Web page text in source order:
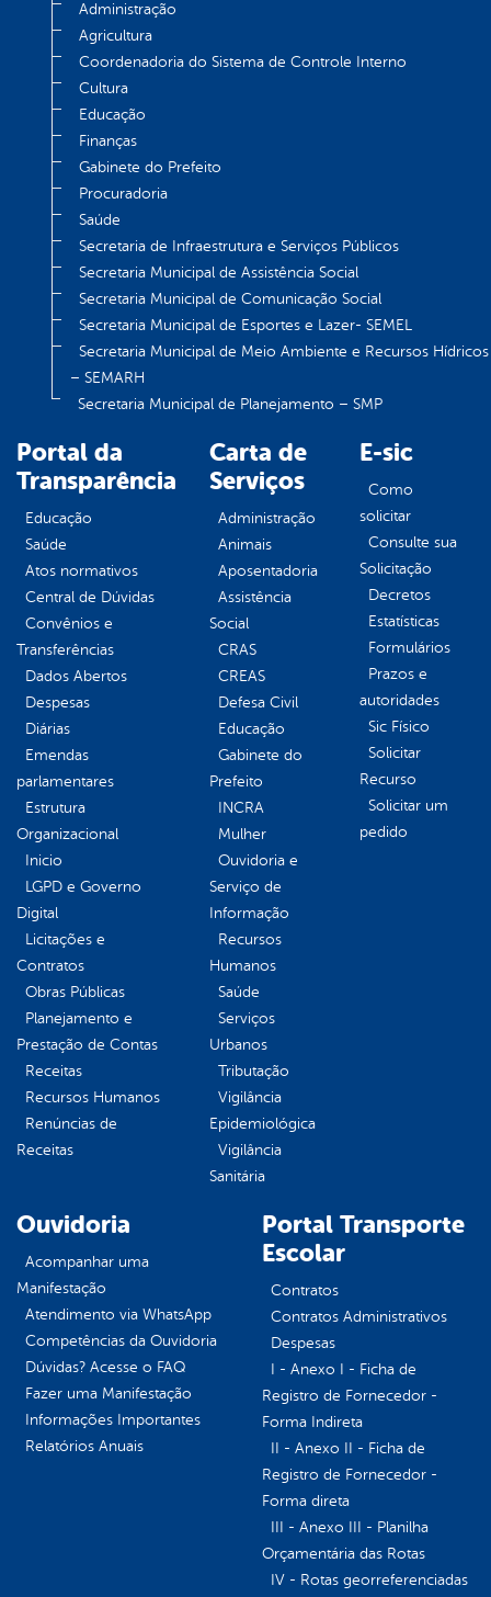
Administração
Agricultura
Coordenadoria do Sistema de Controle Interno
Cultura
Educação
Finanças
Gabinete do Prefeito
Procuradoria
Saúde
Secretaria de Infraestrutura e Serviços Públicos
Secretaria Municipal de Assistência Social
Secretaria Municipal de Comunicação Social
Secretaria Municipal de Esportes e Lazer- SEMEL
Secretaria Municipal de Meio Ambiente e Recursos Hídricos
– SEMARH
Secretaria Municipal de Planejamento – SMP
Portal da
Transparência
Educação
Saúde
Atos normativos
Central de Dúvidas
Convênios e
Transferências
Dados Abertos
Despesas
Diárias
Emendas
parlamentares
Estrutura
Organizacional
Inicio
LGPD e Governo
Digital
Licitações e
Contratos
Obras Públicas
Planejamento e
Prestação de Contas
Receitas
Recursos Humanos
Renúncias de
Receitas
Carta de
Serviços
Administração
Animais
Aposentadoria
Assistência
Social
CRAS
CREAS
Defesa Civil
Educação
Gabinete do
Prefeito
INCRA
Mulher
Ouvidoria e
Serviço de
Informação
Recursos
Humanos
Saúde
Serviços
Urbanos
Tributação
Vigilância
Epidemiológica
Vigilância
Sanitária
E-sic
Como
solicitar
Consulte sua
Solicitação
Decretos
Estatísticas
Formulários
Prazos e
autoridades
Sic Físico
Solicitar
Recurso
Solicitar um
pedido
Ouvidoria
Acompanhar uma
Manifestação
Atendimento via WhatsApp
Competências da Ouvidoria
Dúvidas? Acesse o FAQ
Fazer uma Manifestação
Informações Importantes
Relatórios Anuais
Portal Transporte
Escolar
Contratos
Contratos Administrativos
Despesas
I - Anexo I - Ficha de
Registro de Fornecedor -
Forma Indireta
II - Anexo II - Ficha de
Registro de Fornecedor -
Forma direta
III - Anexo III - Planilha
Orçamentária das Rotas
IV - Rotas georreferenciadas